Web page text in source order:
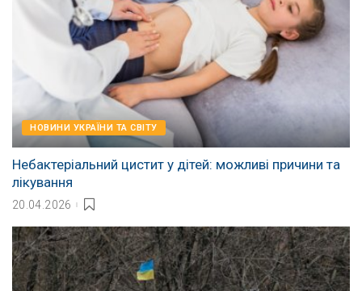
НОВИНИ УКРАЇНИ ТА СВІТУ
Небактеріальний цистит у дітей: можливі причини та
лікування
20.04.2026